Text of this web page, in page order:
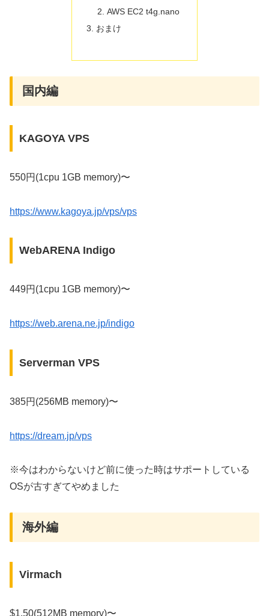
AWS EC2 t4g.nano
おまけ
国内編
KAGOYA VPS
550円(1cpu 1GB memory)〜
https://www.kagoya.jp/vps/vps
WebARENA Indigo
449円(1cpu 1GB memory)〜
https://web.arena.ne.jp/indigo
Serverman VPS
385円(256MB memory)〜
https://dream.jp/vps
※今はわからないけど前に使った時はサポートしている
OSが古すぎてやめました
海外編
Virmach
$1.50(512MB memory)〜